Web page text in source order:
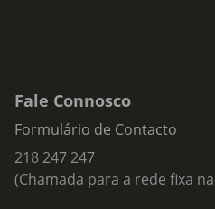
Fale Connosco
Formulário de Contacto
218 247 247
(Chamada para a rede fixa